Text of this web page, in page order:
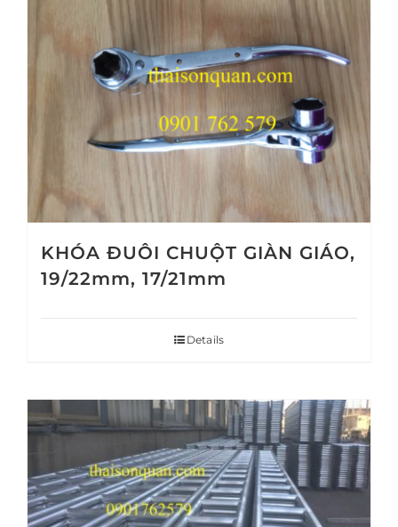
KHÓA ĐUÔI CHUỘT GIÀN GIÁO,
19/22mm, 17/21mm
Details